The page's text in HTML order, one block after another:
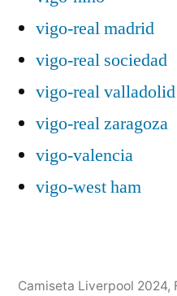
vigo-real madrid
vigo-real sociedad
vigo-real valladolid
vigo-real zaragoza
vigo-valencia
vigo-west ham
Camiseta Liverpool 2024,